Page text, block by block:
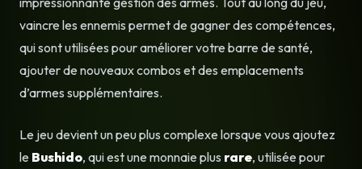
vaincre les ennemis permet de gagner des compétences,
qui sont utilisées pour améliorer votre barre de santé,
ajouter de nouveaux combos et des emplacements
d’armes supplémentaires.
Le jeu devient un peu plus complexe lorsque vous ajoutez
le Bushido, qui est une monnaie plus rare, utilisée pour